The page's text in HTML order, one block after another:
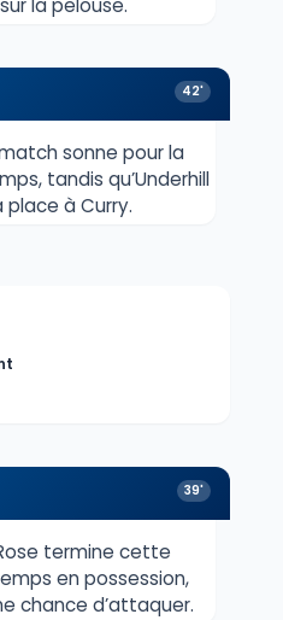
la pelouse.
42'
sonne pour la
tandis qu’Underhill
place à Curry.
39'
termine cette
en possession,
chance d’attaquer.